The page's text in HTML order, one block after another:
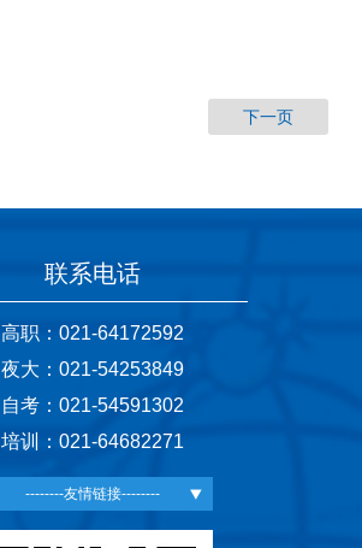
下一页
联系电话
高职：021-64172592
夜大：021-54253849
自考：021-54591302
培训：021-64682271
--------友情链接--------